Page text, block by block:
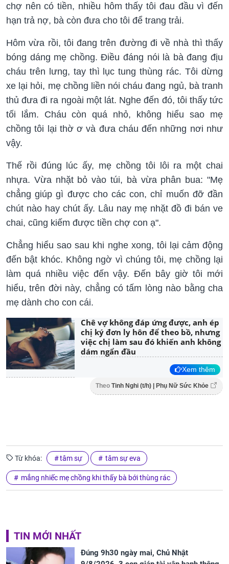
chợ nên có tiền, nhiều hôm thấy tôi đau đầu vì đến
hạn trả nợ, bà còn đưa cho tôi để trang trải.
Hôm vừa rồi, tôi đang trên đường đi về nhà thì thấy
bóng dáng mẹ chồng. Điều đáng nói là bà đang địu
cháu trên lưng, tay thì lục tung thùng rác. Tôi dừng
xe lại hỏi, mẹ chồng liền nói cháu đang ngủ, bà tranh
thủ đưa đi ra ngoài một lát. Nghe đến đó, tôi thấy tức
tối lắm. Cháu còn quá nhỏ, không hiểu sao mẹ
chồng tôi lại thờ ơ và đưa cháu đến những nơi như
vậy.
Thế rồi đúng lúc ấy, mẹ chồng tôi lôi ra một chai
nhựa. Vừa nhặt bỏ vào túi, bà vừa phân bua: "Mẹ
chẳng giúp gì được cho các con, chỉ muốn đỡ đần
chút nào hay chút ấy. Lâu nay mẹ nhặt đồ đi bán ve
chai, cũng kiếm được tiền chợ con ạ".
Chẳng hiểu sao sau khi nghe xong, tôi lại cảm động
đến bật khóc. Không ngờ vì chúng tôi, mẹ chồng lại
làm quá nhiều việc đến vậy. Đến bây giờ tôi mới
hiểu, trên đời này, chẳng có tấm lòng nào bằng cha
mẹ dành cho con cái.
Chê vợ không đáp ứng được, anh ép
chị ký đơn ly hôn để theo bồ, nhưng
việc chị làm sau đó khiến anh không
dám ngẩn đầu
Xem thêm
Theo Tinh Nghi (t/h) | Phụ Nữ Sức Khỏe
Từ khóa: tâm sự tâm sự eva
mắng nhiếc mẹ chồng khi thấy bà bới thùng rác
TIN MỚI NHẤT
Đúng 9h30 ngày mai, Chủ Nhật